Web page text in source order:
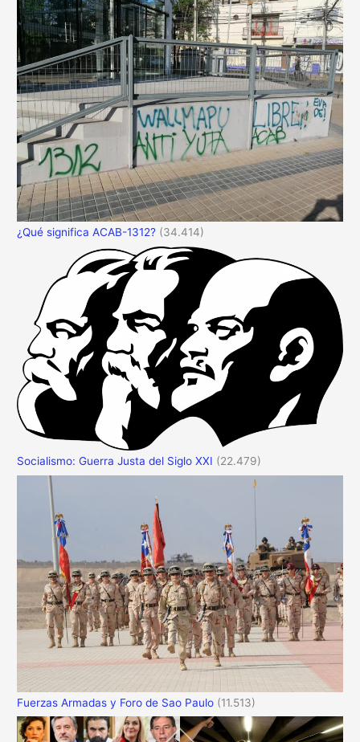
¿Qué significa ACAB-1312? (34.414)
Socialismo: Guerra Justa del Siglo XXI (22.479)
Fuerzas Armadas y Foro de Sao Paulo (11.513)